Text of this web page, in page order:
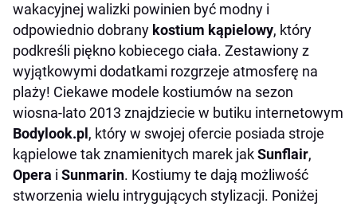
wakacyjnej walizki powinien być modny i
odpowiednio dobrany kostium kąpielowy, który
podkreśli piękno kobiecego ciała. Zestawiony z
wyjątkowymi dodatkami rozgrzeje atmosferę na
plaży! Ciekawe modele kostiumów na sezon
wiosna-lato 2013 znajdziecie w butiku internetowym
Bodylook.pl , który w swojej ofercie posiada stroje
kąpielowe tak znamienitych marek jakSunflair,
Opera i Sunmarin. Kostiumy te dają możliwość
stworzenia wielu intrygujących stylizacji. Poniżej